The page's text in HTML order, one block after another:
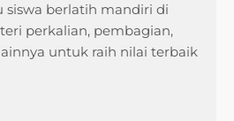
siswa berlatih mandiri di
perkalian, pembagian,
untuk raih nilai terbaik